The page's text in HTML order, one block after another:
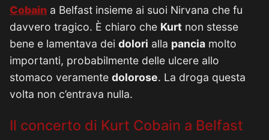
Cobain a Belfast insieme ai suoi Nirvana che fu
davvero tragico. È chiaro che Kurt non stesse
bene e lamentava dei dolori alla pancia molto
importanti, probabilmente delle ulcere allo
stomaco veramente dolorose. La droga questa
volta non c’entrava nulla.
Il concerto di Kurt Cobain a Belfast